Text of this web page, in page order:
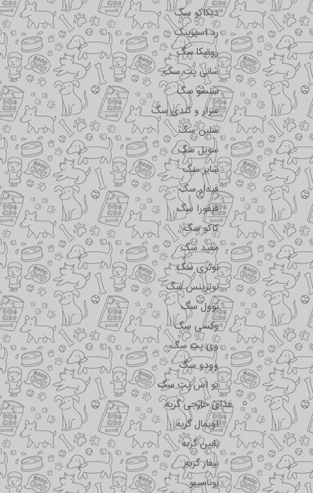
دیکاکو سگ
رد اسپرینگ
روتیکا سگ
سانی پت سگ
سنسو سگ
سزار و کندی سگ
سلبن سگ
سویل سگ
شایر سگ
فیدار سگ
فیفورا سگ
کاکو سگ
مفید سگ
نوتری سگ
نوترینس سگ
نوول سگ
وکسی سگ
وی پت سگ
وودو سگ
یو اس پت سگ
غذای خارجی گربه
اویمال گربه
بابین گربه
بیفار گربه
بوناسیبو